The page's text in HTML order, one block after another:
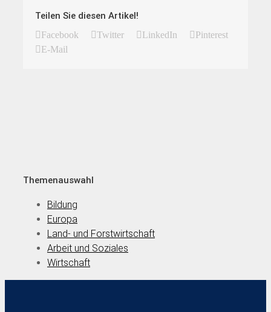
Teilen Sie diesen Artikel!
Facebook Twitter LinkedIn
Pinterest
E-Mail
Themenauswahl
Bildung
Europa
Land- und Forstwirtschaft
Arbeit und Soziales
Wirtschaft